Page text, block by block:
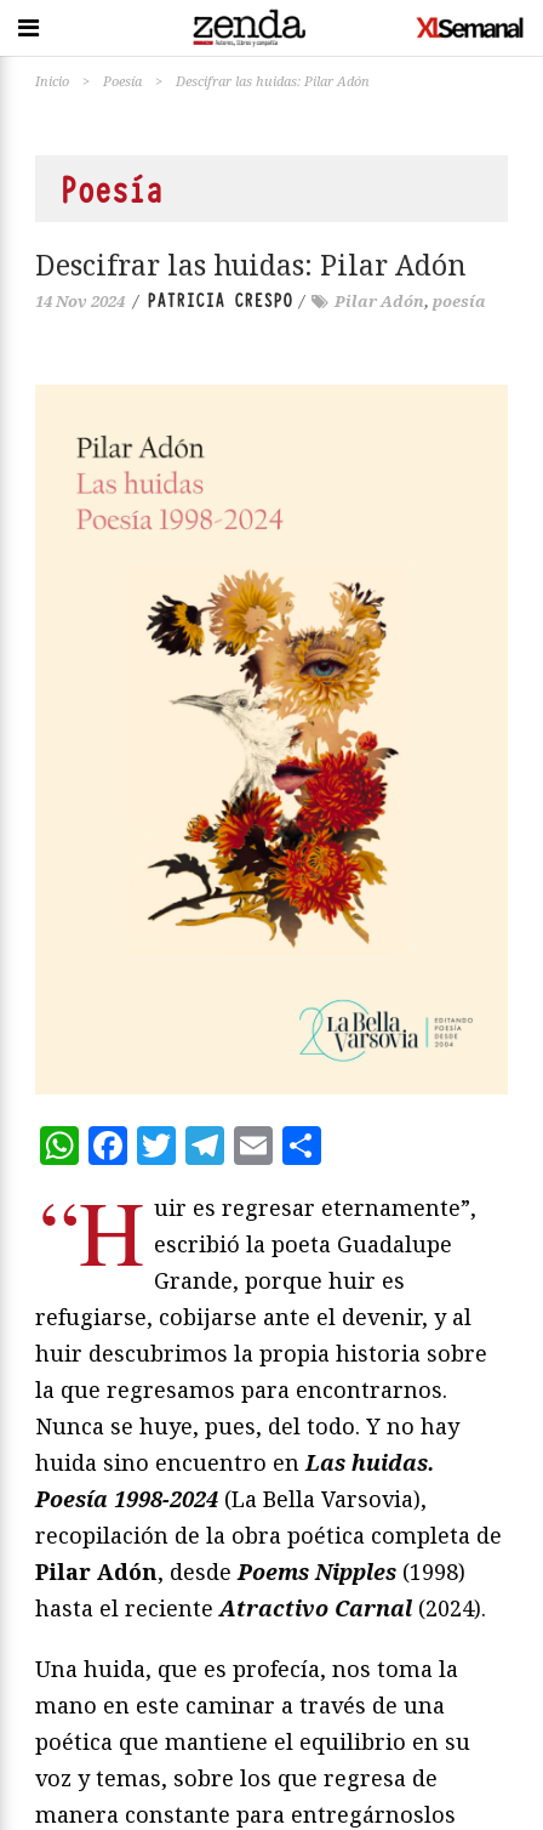
Inicio > Poesía > Descifrar las huidas: Pilar Adón
Poesía
Descifrar las huidas: Pilar Adón
14 Nov 2024 / PATRICIA CRESPO / Pilar Adón, poesía
WhatsApp
Facebook
Twitter
Telegram
Email
“H uir es regresar eternamente”,
escribió la poeta Guadalupe
Grande, porque huir es
refugiarse, cobijarse ante el devenir, y al
huir descubrimos la propia historia sobre
la que regresamos para encontrarnos.
Nunca se huye, pues, del todo. Y no hay
huida sino encuentro en Las huidas.
Poesía 1998-2024 (La Bella Varsovia),
recopilación de la obra poética completa de
Pilar Adón, desde Poems Nipples (1998)
hasta el recienteAtractivo Carnal (2024).
Una huida, que es profecía, nos toma la
mano en este caminar a través de una
poética que mantiene el equilibrio en su
voz y temas, sobre los que regresa de
manera constante para entregárnoslos